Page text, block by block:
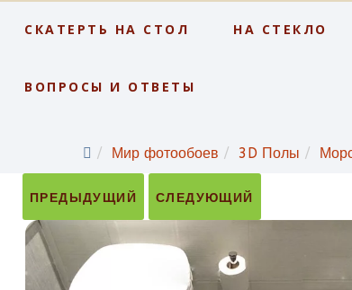
СКАТЕРТЬ НА СТОЛ НА СТЕКЛО
ВОПРОСЫ И ОТВЕТЫ
Мир фотообоев 3D Полы
ПРЕДЫДУЩИЙ СЛЕДУЮЩИЙ